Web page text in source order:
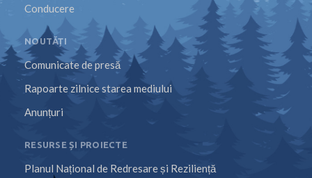
Conducere
NOUTĂȚI
Comunicate de presă
Rapoarte zilnice starea mediului
Anunțuri
RESURSE ȘI PROIECTE
Planul Național de Redresare și Reziliență